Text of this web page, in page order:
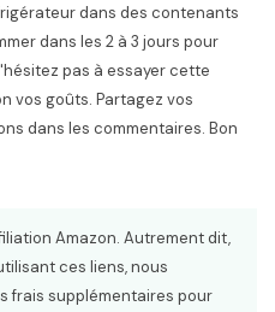
dans des contenants
dans les 2 à 3 jours pour
pas à essayer cette
vos goûts. Partagez vos
dans les commentaires. Bon
Amazon. Autrement dit,
ces liens, nous
frais supplémentaires pour